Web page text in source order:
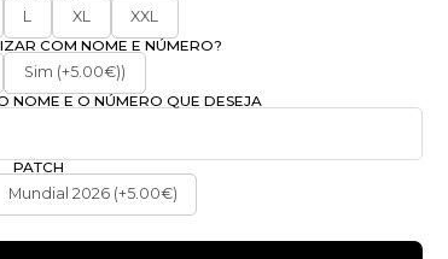
L XL
XXL
COM NOME E NÚMERO?
Sim (+5.00€))
NOME E O NÚMERO QUE DESEJA
PATCH
Mundial 2026 (+5.00€)